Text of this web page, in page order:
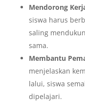
Mendorong
siswa harus
saling
sama.
Membantu
menjelaskan
lalui, siswa
dipelajari.